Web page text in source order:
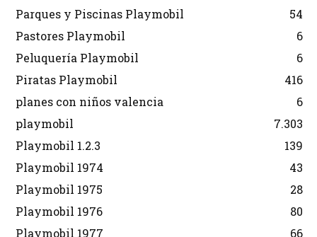
Parques y Piscinas Playmobil
54
Pastores Playmobil
6
Peluquería Playmobil
6
Piratas Playmobil
416
planes con niños valencia
6
playmobil
7.303
Playmobil 1.2.3
139
Playmobil 1974
43
Playmobil 1975
28
Playmobil 1976
80
Playmobil 1977
66